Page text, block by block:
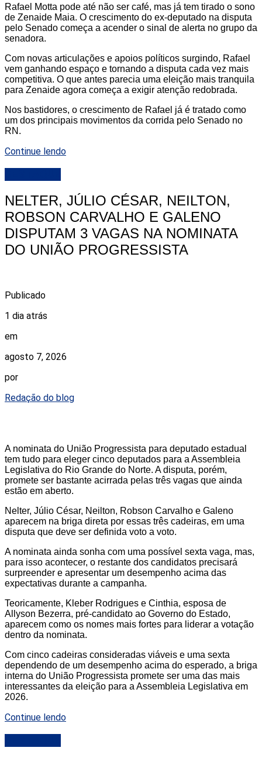
Rafael Motta pode até não ser café, mas já tem tirado o sono
de Zenaide Maia. O crescimento do ex-deputado na disputa
pelo Senado começa a acender o sinal de alerta no grupo da
senadora.
Com novas articulações e apoios políticos surgindo, Rafael
vem ganhando espaço e tornando a disputa cada vez mais
competitiva. O que antes parecia uma eleição mais tranquila
para Zenaide agora começa a exigir atenção redobrada.
Nos bastidores, o crescimento de Rafael já é tratado como
um dos principais movimentos da corrida pelo Senado no
RN.
Continue lendo
NELTER, JÚLIO CÉSAR, NEILTON,
ROBSON CARVALHO E GALENO
DISPUTAM 3 VAGAS NA NOMINATA
DO UNIÃO PROGRESSISTA
Publicado
1 dia atrás
em
agosto 7, 2026
por
Redação do blog
A nominata do União Progressista para deputado estadual
tem tudo para eleger cinco deputados para a Assembleia
Legislativa do Rio Grande do Norte. A disputa, porém,
promete ser bastante acirrada pelas três vagas que ainda
estão em aberto.
Nelter, Júlio César, Neilton, Robson Carvalho e Galeno
aparecem na briga direta por essas três cadeiras, em uma
disputa que deve ser definida voto a voto.
A nominata ainda sonha com uma possível sexta vaga, mas,
para isso acontecer, o restante dos candidatos precisará
surpreender e apresentar um desempenho acima das
expectativas durante a campanha.
Teoricamente, Kleber Rodrigues e Cinthia, esposa de
Allyson Bezerra, pré-candidato ao Governo do Estado,
aparecem como os nomes mais fortes para liderar a votação
dentro da nominata.
Com cinco cadeiras consideradas viáveis e uma sexta
dependendo de um desempenho acima do esperado, a briga
interna do União Progressista promete ser uma das mais
interessantes da eleição para a Assembleia Legislativa em
2026.
Continue lendo